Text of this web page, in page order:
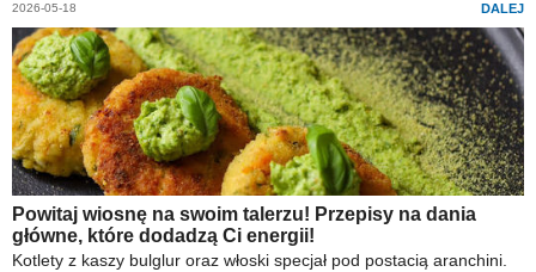
2026-05-18 DALEJ
Powitaj wiosnę na swoim talerzu! Przepisy na dania
główne, które dodadzą Ci energii!
Kotlety z kaszy bulglur oraz włoski specjał pod postacią aranchini.